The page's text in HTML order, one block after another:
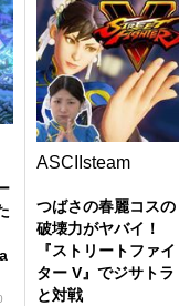
ASCIIsteam
つばさの春麗コスの
破壊力がヤバイ！
『ストリートファイ
ター V』でジサトラ
と対戦